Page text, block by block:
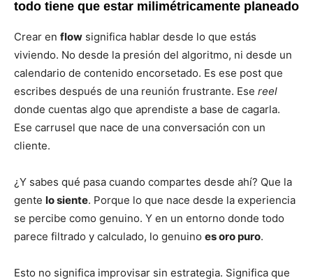
todo tiene que estar milimétricamente planeado
Crear en flow significa hablar desde lo que estás
viviendo. No desde la presión del algoritmo, ni desde un
calendario de contenido encorsetado. Es ese post que
escribes después de una reunión frustrante. Ese reel
donde cuentas algo que aprendiste a base de cagarla.
Ese carrusel que nace de una conversación con un
cliente.
¿Y sabes qué pasa cuando compartes desde ahí? Que la
gente lo siente. Porque lo que nace desde la experiencia
se percibe como genuino. Y en un entorno donde todo
parece filtrado y calculado, lo genuino es oro puro.
Esto no significa improvisar sin estrategia. Significa que